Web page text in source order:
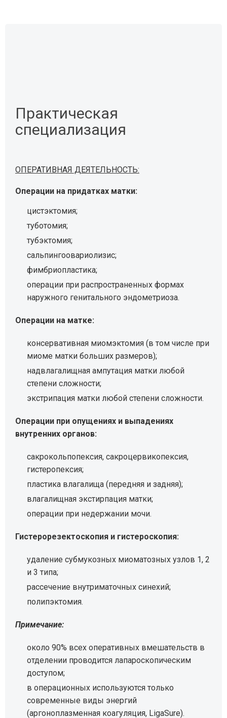
практическая
специализация
ОПЕРАТИВНАЯ ДЕЯТЕЛЬНОСТЬ:
Операции на придатках матки:
цистэктомия;
туботомия;
тубэктомия;
сальпингоовариолизис;
фимбриопластика;
операции при распространенных формах
наружного генитального эндометриоза.
Операции на матке:
консервативная миомэктомия (в том числе при
миоме матки больших размеров);
надвлагалищная ампутация матки любой
степени сложности;
экстрипация матки любой степени сложности.
Операции при опущениях и выпадениях
внутренних органов:
сакрокольпопексия, сакроцервикопексия,
гистеропексия;
пластика влагалища (передняя и задняя);
влагалищная экстирпация матки;
операции при недержании мочи.
Гистерорезектоскопия и гистероскопия:
удаление субмукозных миоматозных узлов 1, 2
и 3 типа;
рассечение внутриматочных синехий;
полипэктомия.
Примечание:
около 90% всех оперативных вмешательств в
отделении проводится лапароскопическим
доступом;
в операционных используются только
современные виды энергий
(аргоноплазменная коагуляция, LigaSure).